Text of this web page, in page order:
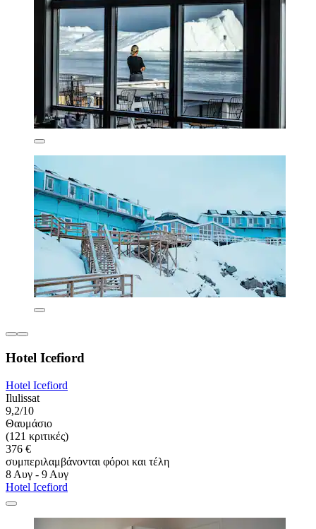
Hotel Icefiord
Hotel Icefiord
Ilulissat
9,2/10
Θαυμάσιο
(121 κριτικές)
376 €
συμπεριλαμβάνονται φόροι και τέλη
8 Αυγ - 9 Αυγ
Hotel Icefiord